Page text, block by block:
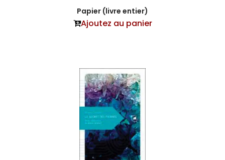
Papier (livre entier)
Ajoutez au panier